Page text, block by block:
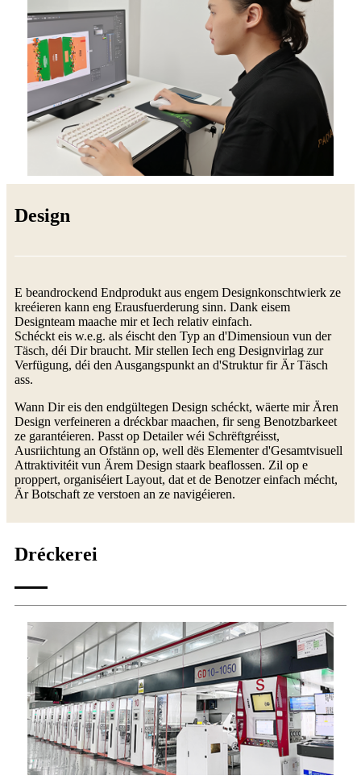
Design
E beandrockend Endprodukt aus engem Designkonschtwierk ze
kreéieren kann eng Erausfuerderung sinn. Dank eisem
Designteam maache mir et Iech relativ einfach.
Schéckt eis w.e.g. als éischt den Typ an d'Dimensioun vun der
Täsch, déi Dir braucht. Mir stellen Iech eng Designvirlag zur
Verfügung, déi den Ausgangspunkt an d'Struktur fir Är Täsch
ass.
Wann Dir eis den endgültegen Design schéckt, wäerte mir Ären
Design verfeineren a dréckbar maachen, fir seng Benotzbarkeet
ze garantéieren. Passt op Detailer wéi Schrëftgréisst,
Ausriichtung an Ofstänn op, well dës Elementer d'Gesamtvisuell
Attraktivitéit vun Ärem Design staark beaflossen. Zil op e
proppert, organiséiert Layout, dat et de Benotzer einfach mécht,
Är Botschaft ze verstoen an ze navigéieren.
Dréckerei